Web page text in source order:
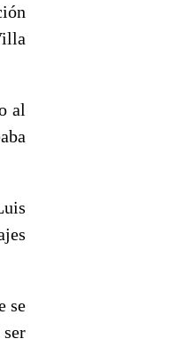
al
se